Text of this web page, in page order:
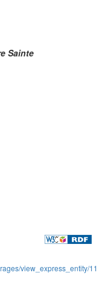
Sainte
view_express_entity/11